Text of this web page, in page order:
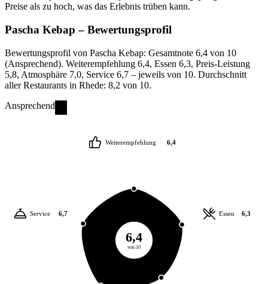
Preise als zu hoch, was das Erlebnis trüben kann.
Pascha Kebap – Bewertungsprofil
Bewertungsprofil von Pascha Kebap: Gesamtnote 6,4 von 10
(Ansprechend). Weiterempfehlung 6,4, Essen 6,3, Preis-Leistung
5,8, Atmosphäre 7,0, Service 6,7 – jeweils von 10. Durchschnitt
aller Restaurants in Rhede: 8,2 von 10.
Ansprechend
6,4
von 10
Weiterempfehlung 6,4
Essen 6,3
Service 6,7